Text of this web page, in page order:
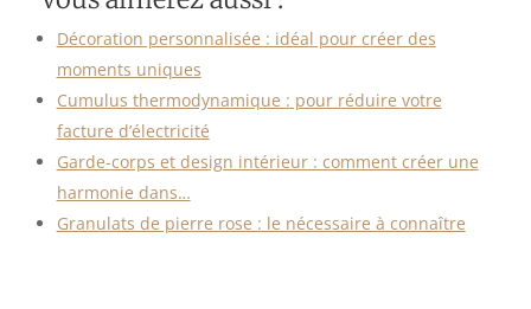
Décoration personnalisée : idéal pour créer des
moments uniques
Cumulus thermodynamique : pour réduire votre
facture d’électricité
Garde-corps et design intérieur : comment créer une
harmonie dans…
Granulats de pierre rose : le nécessaire à connaître